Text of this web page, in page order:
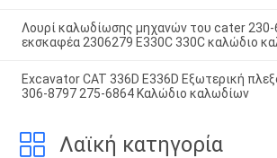
Λουρί καλωδίωσης μηχανών του cater 230-
εκσκαφέα 2306279 E330C 330C καλώδιο
Excavator CAT 336D E336D Εξωτερική
306-8797 275-6864 Καλώδιο καλωδίων
Λαϊκή κατηγορία